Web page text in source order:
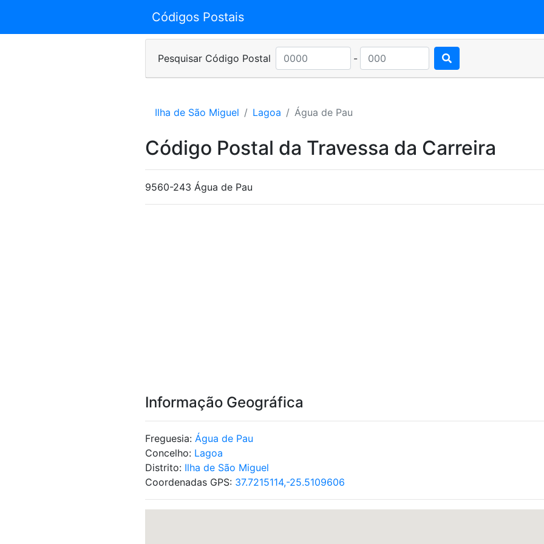
Códigos Postais
Pesquisar Código Postal -
Ilha de São Miguel Lagoa Água de Pau
Código Postal da Travessa da Carreira
9560-243 Água de Pau
Informação Geográfica
Freguesia: Água de Pau
Concelho: Lagoa
Distrito: Ilha de São Miguel
Coordenadas GPS: 37.7215114,-25.5109606